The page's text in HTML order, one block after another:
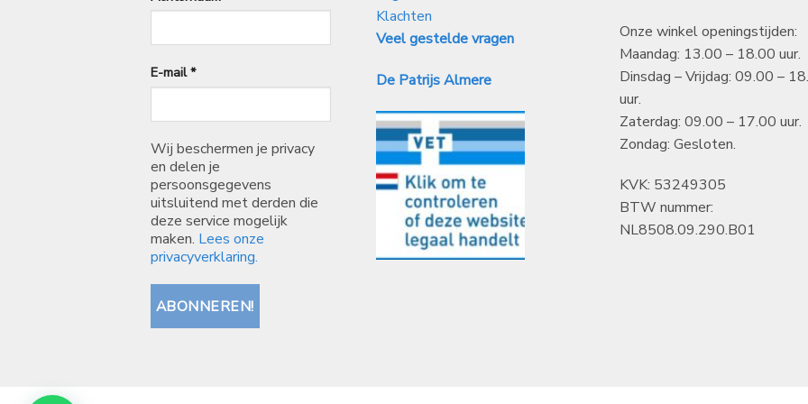
E-mail*
Wij beschermen je privacy
en delen je
persoonsgegevens
uitsluitend met derden die
deze service mogelijk
maken. Lees onze
privacyverklaring.
Klachten
Veel gestelde vragen
De Patrijs Almere
Onze winkel openingstijden:
Maandag: 13.00 – 18.00 uur.
Dinsdag – Vrijdag: 09.00 –
uur.
Zaterdag: 09.00 – 17.00 uur.
Zondag: Gesloten.
KVK: 53249305
BTW nummer:
NL8508.09.290.B01